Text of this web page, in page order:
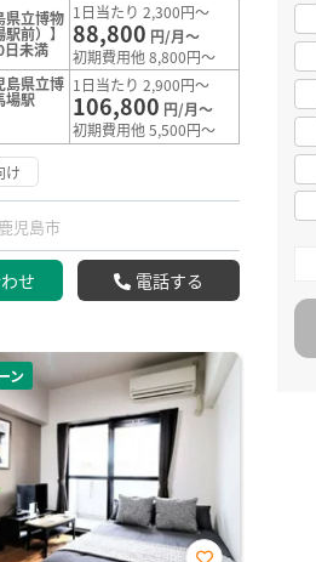
県立博物
前）】
未満
1日当たり 2,300円～
88,800 円/月～
初期費用他 8,800円～
島県立博
場駅
1日当たり 2,900円～
106,800 円/月～
初期費用他 5,500円～
け
鹿児島市
せ 電話する
ン